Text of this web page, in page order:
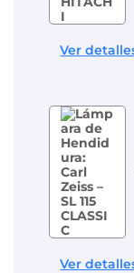
Ver
Ver